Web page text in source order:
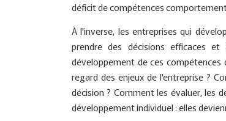
déficit de compétences
À l'inverse, les entreprises qui
prendre des décisions efficaces
développement de ces
regard des enjeux de l'entreprise ?
décision ? Comment les évaluer, les
développement individuel : elles